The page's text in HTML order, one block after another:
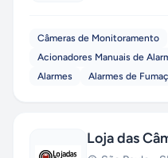
Câmeras de Monitoramento
Acionadores Manuais de
Alarmes
Alarmes de
Loja das